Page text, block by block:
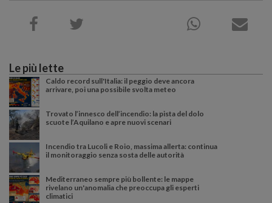
Le più lette
Caldo record sull'Italia: il peggio deve ancora
arrivare, poi una possibile svolta meteo
Trovato l’innesco dell’incendio: la pista del dolo
scuote l’Aquilano e apre nuovi scenari
Incendio tra Lucoli e Roio, massima allerta: continua
il monitoraggio senza sosta delle autorità
Mediterraneo sempre più bollente: le mappe
rivelano un'anomalia che preoccupa gli esperti
climatici